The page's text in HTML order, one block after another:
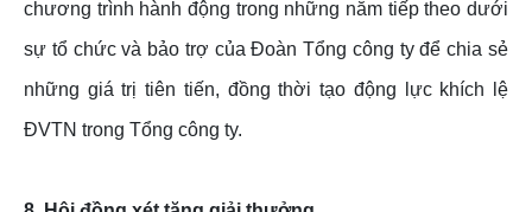
chương trình hành động trong những năm tiếp theo dưới
sự tổ chức và bảo trợ của Đoàn Tổng công ty để chia sẻ
những giá trị tiên tiến, đồng thời tạo động lực khích lệ
ĐVTN trong Tổng công ty.